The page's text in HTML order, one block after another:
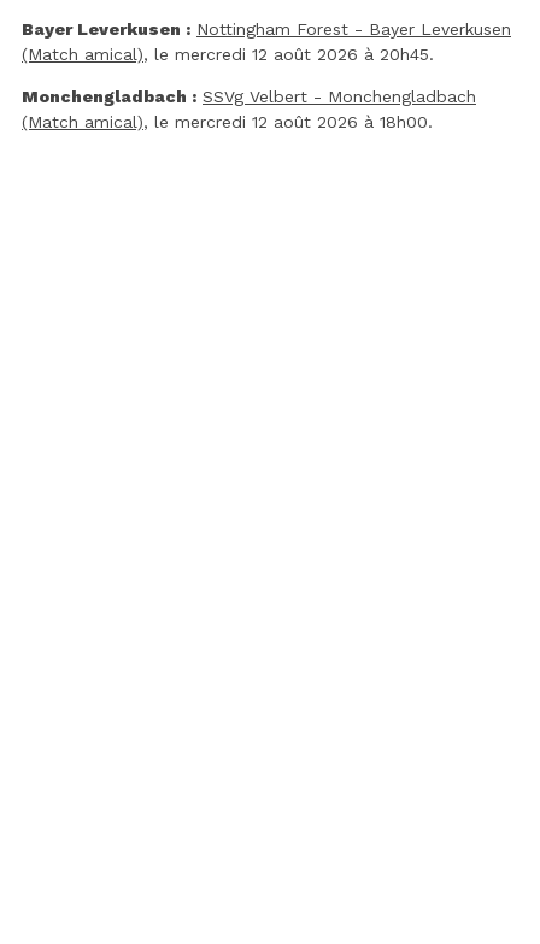
Bayer Leverkusen : Nottingham Forest - Bayer Leverkusen
(Match amical), le mercredi 12 août 2026 à 20h45.
Monchengladbach : SSVg Velbert - Monchengladbach
(Match amical), le mercredi 12 août 2026 à 18h00.